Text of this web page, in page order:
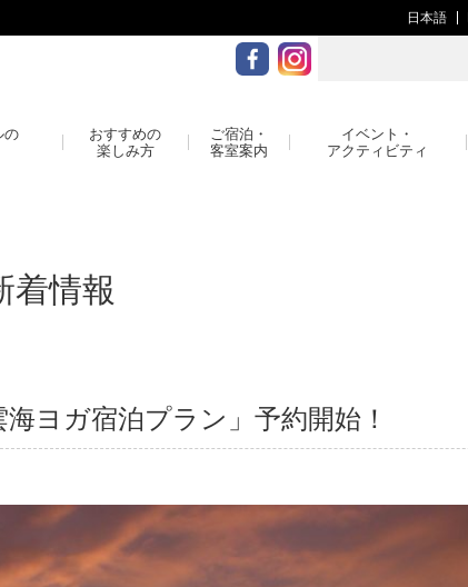
日本語
の
おすすめの
楽しみ方
ご宿泊・
客室案内
イベント・
アクティビティ
着情報
ヨガ宿泊プラン」予約開始！